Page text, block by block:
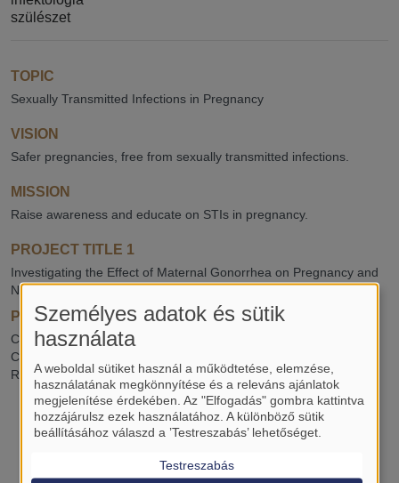
szülészet
TOPIC
Sexually Transmitted Infections in Pregnancy
VISION
Safer pregnancies, free from sexually transmitted infections.
MISSION
Raise awareness and educate on STIs in pregnancy.
PROJECT TITLE 1
Investigating the Effect of Maternal Gonorrhea on Pregnancy and
Neonatal Outcomes: A Systematic Review and Meta-analysis
PROJECT TITLE 2
Comparing the Efficacy and Safety of Antibiotic Regimens for
Chlamydia trachomatis Infection During Pregnancy: A Systematic
Review and Meta-analysis
Személyes adatok és sütik
használata
A weboldal sütiket használ a működtetése, elemzése,
használatának megkönnyítése és a releváns ajánlatok
megjelenítése érdekében. Az "Elfogadás" gombra kattintva
hozzájárulsz ezek használatához. A különböző sütik
beállításához válaszd a ’Testreszabás’ lehetőséget.
Testreszabás